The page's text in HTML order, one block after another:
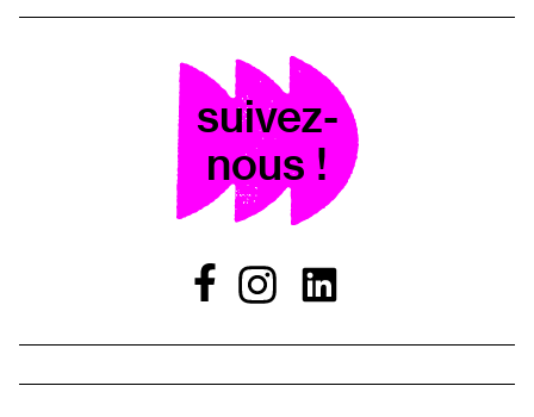
suivez-
nous !